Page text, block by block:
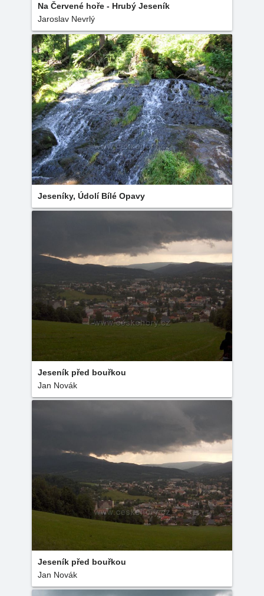
Na Červené hoře - Hrubý Jeseník
Jaroslav Nevrlý
Jeseníky, Údolí Bílé Opavy
Jeseník před bouřkou
Jan Novák
Jeseník před bouřkou
Jan Novák